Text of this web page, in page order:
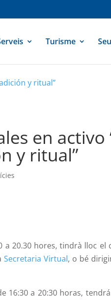
Turisme
y ritual”
en activo
y ritual”
20.30 hores, tindrà lloc el
Secretaria Virtual, o bé
16:30 a 20:30 horas,